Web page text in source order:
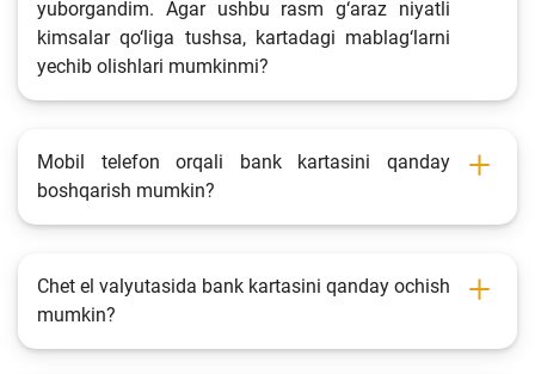
yuborgandim. Agar ushbu rasm g‘araz niyatli
kimsalar qo‘liga tushsa, kartadagi mablag‘larni
yechib olishlari mumkinmi?
Mobil telefon orqali bank kartasini qanday
boshqarish mumkin?
Chet el valyutasida bank kartasini qanday ochish
mumkin?